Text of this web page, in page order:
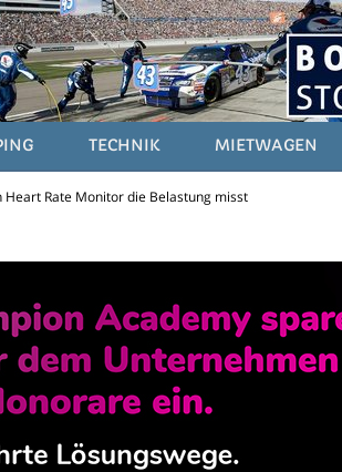
TECHNIK MIETWAGEN
Rate Monitor die Belastung misst